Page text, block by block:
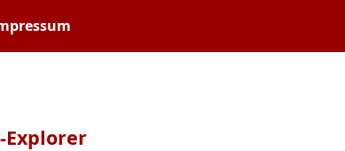
Explorer